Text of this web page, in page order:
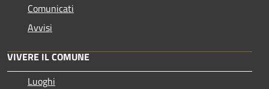
Comunicati
Avvisi
VIVERE IL COMUNE
Luoghi